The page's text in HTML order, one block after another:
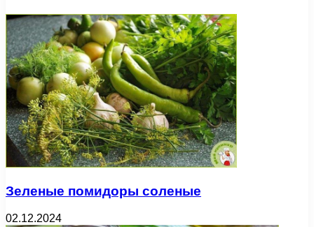
Зеленые помидоры соленые
02.12.2024